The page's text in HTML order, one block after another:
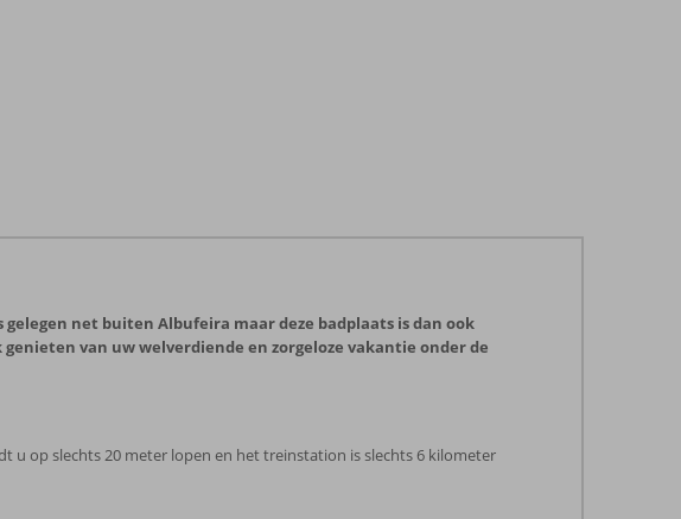
net buiten Albufeira maar deze badplaats is dan ook
van uw welverdiende en zorgeloze vakantie onder de
u op slechts 20 meter lopen en het treinstation is slechts 6 kilometer